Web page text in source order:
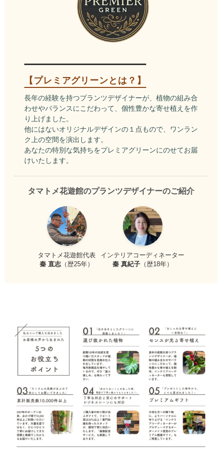
【プレミアグリーンとは？】
長年の経験を持つプランツデザイナーが、植物の組み合
わせやバランスにこだわって、個性豊かな寄せ植えを作
り上げました。
他にはないオリジナルデザインの１点もので、ワンラン
ク上の空間を演出します。
あなたの特別な気持ちをプレミアグリーンにのせてお届
けいたします。
タマトメ花遊館のプランツデザイナーのご紹介
タマトメ花遊館代表
秦 直志（歴25年）
インテリアコーディネーター
秦 真紀子（歴18年）